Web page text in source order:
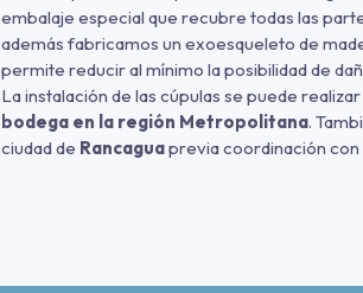
embalaje especial que recubre todas las
además fabricamos un exoesqueleto de
permite reducir al mínimo la posibilidad de
La instalación de las cúpulas se puede realizar
bodega en la región Metropolitana.
ciudad de Rancaguaprevia coordinación